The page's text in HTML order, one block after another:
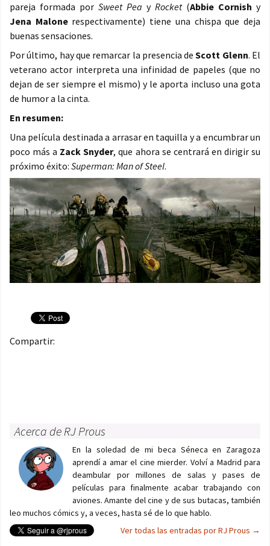
pareja formada por Sweet Pea y Rocket(Abbie Cornish y
Jena Malonerespectivamente) tiene una chispa que deja
buenas sensaciones.
Por último, hay que remarcar la presencia deScott Glenn. El
veterano actor interpreta una infinidad de papeles (que no
dejan de ser siempre el mismo) y le aporta incluso una gota
de humor a la cinta.
En resumen:
Una película destinada a arrasar en taquilla y a encumbrar un
poco más a Zack Snyder, que ahora se centrará en dirigir su
próximo éxito: Superman: Man of Steel.
Compartir:
Acerca de RJ Prous
En la soledad de mi beca Séneca en Zaragoza
aprendí a amar el cine mierder. Volví a Madrid para
deambular por millones de salas y pases de
películas para finalmente acabar trabajando con
aviones. Amante del cine y de sus butacas, también
leo muchos cómics y, a veces, hasta sé de lo que hablo.
Ver todas las entradas por RJ Prous →